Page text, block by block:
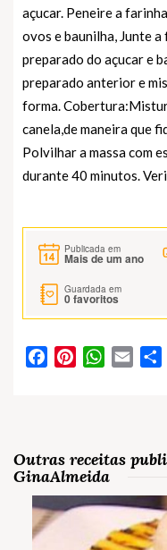
açucar. Peneire a
ovos e baunilha, Junte
preparado do açucar e
preparado anterior e
forma.
canela,de maneira que
Polvilhar a massa com
durante 40 minutos.
Publicada em
Mais de um ano
Guardada em
0favoritos
FacebookPinterestWhatsApp
Email
Outras receitas
GinaAlmeida